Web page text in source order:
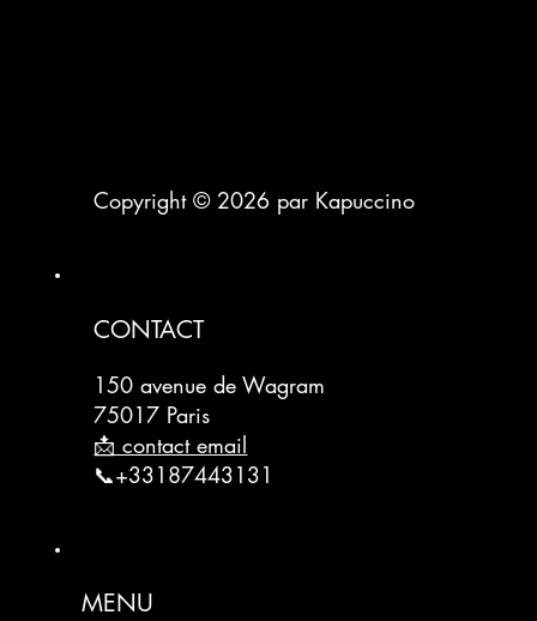
Copyright © 2026 par Kapuccino
CONTACT
150 avenue de Wagram
75017 Paris
📩 contact email
📞+33187443131
MENU